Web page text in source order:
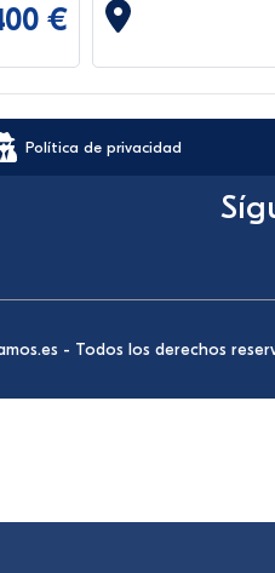
€
Política de privacidad
- Todos los derechos